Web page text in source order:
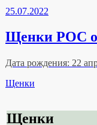
25.07.2022
Щенки РОС
Дата рождения: 22
Рубрики
Щенки
Щенки